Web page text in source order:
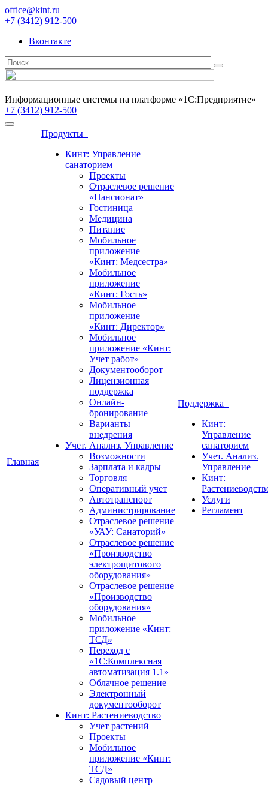
office@kint.ru
+7 (3412) 912-500
Вконтакте
Информационные системы на платформе «1С:Предприятие»
+7 (3412) 912-500
Главная
Продукты
Кинт: Управление
санаторием
Проекты
Отраслевое решение
«Пансионат»
Гостиница
Медицина
Питание
Мобильное
приложение
«Кинт: Медсестра»
Мобильное
приложение
«Кинт: Гость»
Мобильное
приложение
«Кинт: Директор»
Мобильное
приложение «Кинт:
Учет работ»
Документооборот
Лицензионная
поддержка
Онлайн-
бронирование
Варианты
внедрения
Учет. Анализ. Управление
Возможности
Зарплата и кадры
Торговля
Оперативный учет
Автотранспорт
Администрирование
Отраслевое решение
«УАУ: Санаторий»
Отраслевое решение
«Производство
электрощитового
оборудования»
Отраслевое решение
«Производство
оборудования»
Мобильное
приложение «Кинт:
ТСД»
Переход с
«1С:Комплексная
автоматизация 1.1»
Облачное решение
Электронный
документооборот
Кинт: Растениеводство
Учет растений
Проекты
Мобильное
приложение «Кинт:
ТСД»
Садовый центр
Поддержка
Кинт:
Управление
санаторием
Учет. Анализ.
Управление
Кинт:
Услуги
Регламент